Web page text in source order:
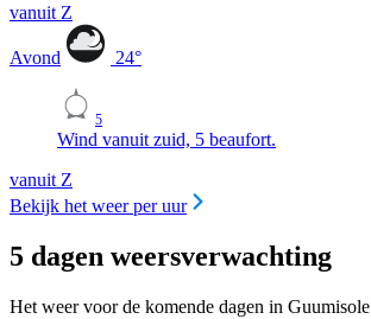
vanuit Z
Avond 24°
5
Wind vanuit zuid, 5 beaufort.
vanuit Z
Bekijk het weer per uur
5 dagen weersverwachting
Het weer voor de komende dagen in Guumisole